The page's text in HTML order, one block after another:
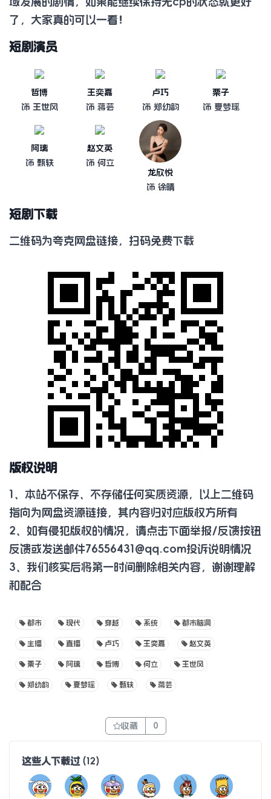
了，大家真的可以一看！
短剧演员
哲博
饰 王世风
王奕嘉
饰 蒋芸
卢巧
饰 郑幼韵
栗子
饰 夏梦瑶
阿璃
饰 甄轶
赵文英
饰 何立
龙欣悦
饰 徐晴
短剧下载
二维码为夸克网盘链接，扫码免费下载
版权说明
1、本站不保存、不存储任何实质资源，以上二维码
指向为网盘资源链接，其内容归对应版权方所有
2、如有侵犯版权的情况，请点击下面举报/反馈按钮
反馈或发送邮件76556431@qq.com投诉说明情况
3、我们核实后将第一时间删除相关内容，谢谢理解
和配合
都市 现代 穿越 系统 都市脑洞
主播 直播 卢巧 王奕嘉 赵文英
栗子 阿璃 哲博 何立 王世风
郑幼韵 夏梦瑶 甄轶 蒋芸
收藏 0
这些人下载过(12)